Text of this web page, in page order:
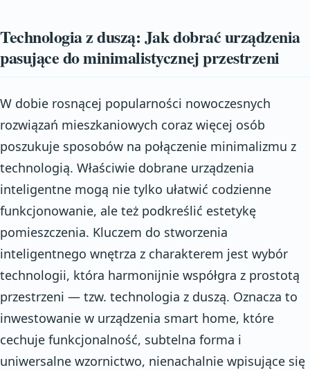
Technologia z duszą: Jak dobrać urządzenia
pasujące do minimalistycznej przestrzeni
W dobie rosnącej popularności nowoczesnych
rozwiązań mieszkaniowych coraz więcej osób
poszukuje sposobów na połączenie minimalizmu z
technologią. Właściwie dobrane urządzenia
inteligentne mogą nie tylko ułatwić codzienne
funkcjonowanie, ale też podkreślić estetykę
pomieszczenia. Kluczem do stworzenia
inteligentnego wnętrza z charakterem jest wybór
technologii, która harmonijnie współgra z prostotą
przestrzeni — tzw. technologia z duszą. Oznacza to
inwestowanie w urządzenia smart home, które
cechuje funkcjonalność, subtelna forma i
uniwersalne wzornictwo, nienachalnie wpisujące się